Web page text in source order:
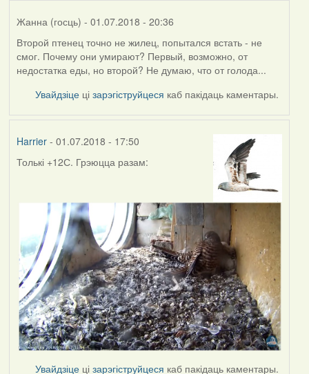
Жанна (госць) - 01.07.2018 - 20:36
Второй птенец точно не жилец, попытался встать - не
смог. Почему они умирают? Первый, возможно, от
недостатка еды, но второй? Не думаю, что от голода...
Увайдзіце цізарэгіструйцеся каб пакідаць каментары.
Harrier- 01.07.2018 - 17:50
Толькі +12С. Грэюцца разам:
Увайдзіце цізарэгіструйцеся каб пакідаць каментары.